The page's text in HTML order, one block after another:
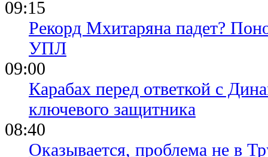
09:15
Рекорд Мхитаряна падет?
УПЛ
09:00
Карабах перед ответкой с
ключевого защитника
08:40
Оказывается, проблема не в